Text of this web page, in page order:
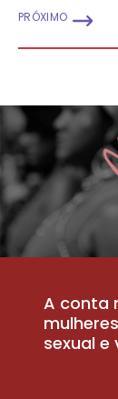
PRÓXIMO
A conta
sexual e